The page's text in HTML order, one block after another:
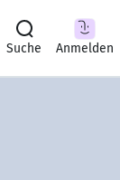
Suche Anmelden